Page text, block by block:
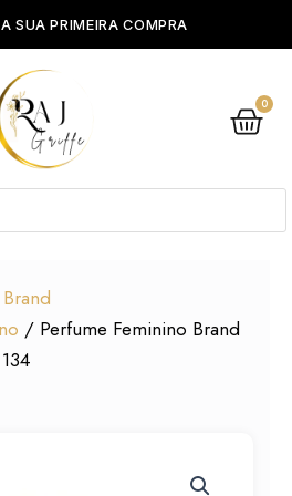
0
Brand
/ Perfume Feminino Brand